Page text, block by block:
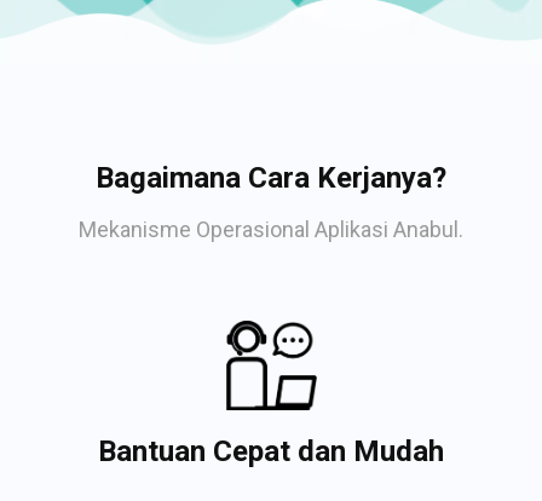
Bagaimana Cara Kerjanya?
Mekanisme Operasional Aplikasi Anabul.
Bantuan Cepat dan Mudah